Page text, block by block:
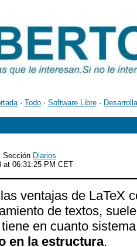
· Todo· Software Libre·
Sección Diarios
at 06:31:25 PM CET
ventajas de LaTeX
de textos,
en cuanto
en la estructura.